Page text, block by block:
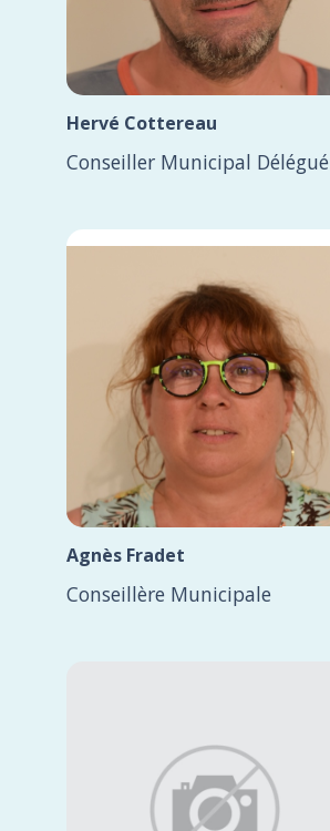
Hervé Cottereau
Conseiller Municipal Délégué
Agnès Fradet
Conseillère Municipale